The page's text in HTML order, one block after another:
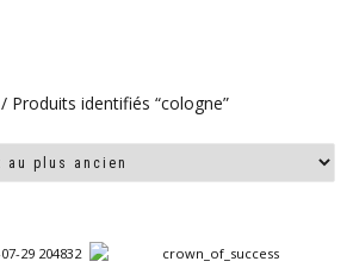
/ Produits identifiés “cologne”